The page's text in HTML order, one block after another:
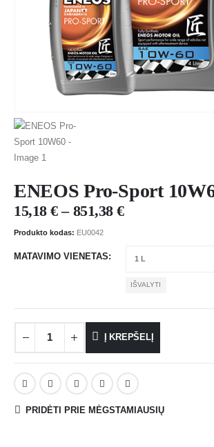
ENEOS Pro-Sport
15,18€ – 851,38€
Produkto kodas: EU0042
MATAVIMO VIENETAS
IŠVALYTI
Į KREPŠELĮ
PRIDĖTI PRIE MĖGSTAMIAUSIŲ